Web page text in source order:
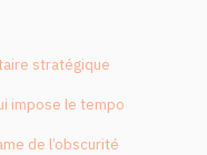
stratégique
impose le tempo
de l’obscurité